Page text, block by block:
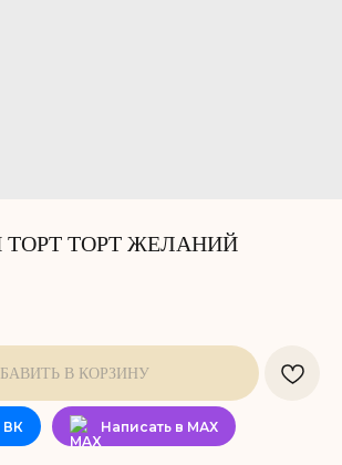
ТОРТ ЖЕЛАНИЙ
В КОРЗИНУ
ВК Написать в МАХ